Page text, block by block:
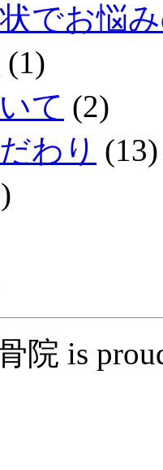
でお悩
(1)
て (2)
わり (13)
院 is